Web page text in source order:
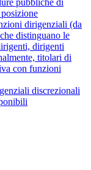
pubbliche di
dirigenziali (da
distinguano le
dirigenti
titolari di
con funzioni
discrezionali